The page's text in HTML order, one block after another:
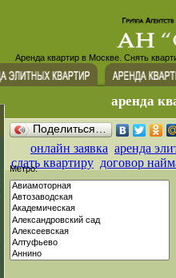
Аренда квартир в Москве. Снять
аренда
Поделиться…
онлайн заявка аренда
сдать квартиру договор
Метро: